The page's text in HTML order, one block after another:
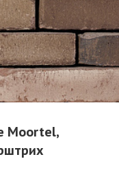
Moortel,